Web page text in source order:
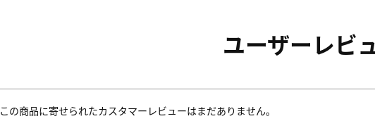
ユーザーレビ
この商品に寄せられたカスタマーレビューはまだありません。